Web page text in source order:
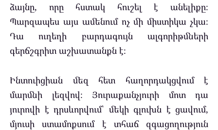
ձայնը, որը հստակ հուշել է անելիքը։
Պարզապես այս ամենում ոչ մի միստիկա չկա։
Դա ուղեղի բարդագույն ալգորիթմների
գերճշգրիտ աշխատանքն է։
Ինտուիցիան մեզ հետ հաղորդակցվում է
մարմնի լեզվով։ Յուրաքանչյուրի մոտ դա
յուրովի է դրսևորվում՝ մեկի գլուխն է ցավում,
մյուսի ստամոքսում է տհաճ զգացողություն